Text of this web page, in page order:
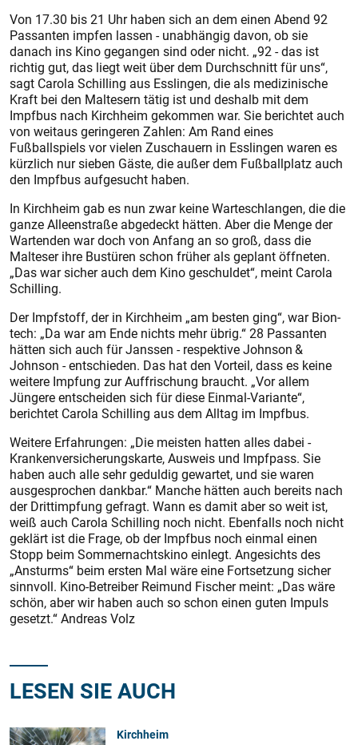
Von 17.30 bis 21 Uhr haben sich an dem einen Abend 92
Passanten impfen lassen - unabhängig davon, ob sie
danach ins Kino gegangen sind oder nicht. „92 - das ist
richtig gut, das liegt weit über dem Durchschnitt für uns“,
sagt Carola Schilling aus Esslingen, die als medizinische
Kraft bei den Maltesern tätig ist und deshalb mit dem
Impfbus nach Kirchheim gekommen war. Sie berichtet auch
von weitaus geringeren Zahlen: Am Rand eines
Fußballspiels vor vielen Zuschauern in Esslingen waren es
kürzlich nur sieben Gäste, die außer dem Fußballplatz auch
den Impfbus aufgesucht haben.
In Kirchheim gab es nun zwar keine Warteschlangen, die die
ganze Alleenstraße abgedeckt hätten. Aber die Menge der
Wartenden war doch von Anfang an so groß, dass die
Malteser ihre Bustüren schon früher als geplant öffneten.
„Das war sicher auch dem Kino geschuldet“, meint Carola
Schilling.
Der Impfstoff, der in Kirchheim „am besten ging“, war Bion­
tech: „Da war am Ende nichts mehr übrig.“ 28 Passanten
hätten sich auch für Janssen - respektive Johnson &
Johnson - entschieden. Das hat den Vorteil, dass es keine
weitere Impfung zur Auffrischung braucht. „Vor allem
Jüngere entscheiden sich für diese Einmal-Variante“,
berichtet Carola Schilling aus dem Alltag im Impfbus.
Weitere Erfahrungen: „Die meis­ten hatten alles dabei -
Krankenversicherungskarte, Ausweis und Impfpass. Sie
haben auch alle sehr geduldig gewartet, und sie waren
ausgesprochen dankbar.“ Manche hätten auch bereits nach
der Drittimpfung gefragt. Wann es damit aber so weit ist,
weiß auch Carola Schilling noch nicht. Ebenfalls noch nicht
geklärt ist die Frage, ob der Impfbus noch einmal einen
Stopp beim Sommernachtskino einlegt. Angesichts des
„Ansturms“ beim ersten Mal wäre eine Fortsetzung sicher
sinnvoll. Kino-Betreiber Reimund Fischer meint: „Das wäre
schön, aber wir haben auch so schon einen guten Impuls
gesetzt.“ Andreas Volz
LESEN SIE AUCH
Kirchheim